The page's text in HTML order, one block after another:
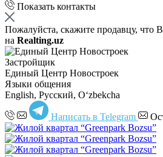
Показать контакты
Пожалуйста, скажите продавцу, что
на Realting.uz
Застройщик
Единый Центр Новостроек
Языки общения
English, Русский, Oʻzbekcha
Написать в Telegram